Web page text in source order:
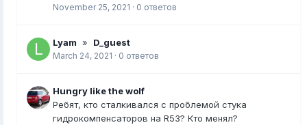
November 25, 2021 · 0 ответов
Lyam » D_guest
March 24, 2021 · 0 ответов
Hungry like the wolf
Ребят, кто сталкивался с проблемой стука
гидрокомпенсаторов на R53? Кто менял?